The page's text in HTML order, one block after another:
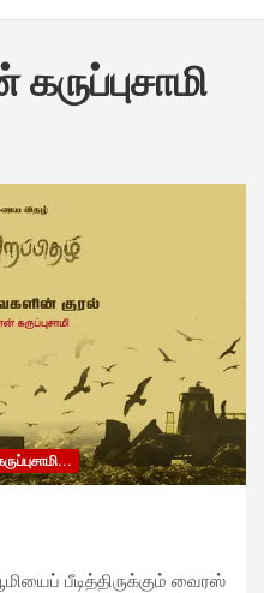
பீடித்திருக்கும் வைரஸ்